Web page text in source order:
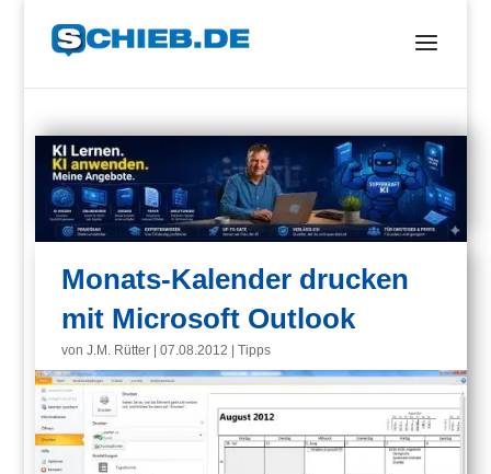
Monats-Kalender drucken
mit Microsoft Outlook
vonJ.M. Rütter |07.08.2012 |Tipps